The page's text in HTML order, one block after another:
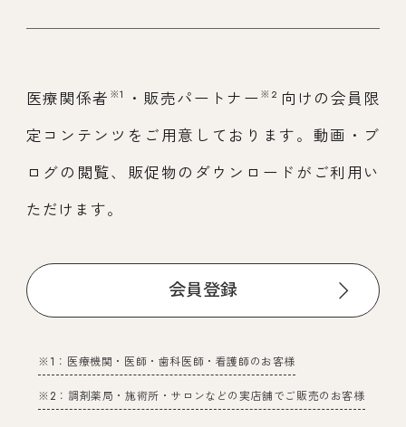
医療関係者 ※1 ・販売パートナー※2 向けの会員限
定コンテンツをご用意しております。動画・ブ
ログの閲覧、販促物のダウンロードがご利用い
ただけます。
会員登録
※1：医療機関・医師・歯科医師・看護師のお客様
※2：調剤薬局・施術所・サロンなどの実店舗でご販売のお客様